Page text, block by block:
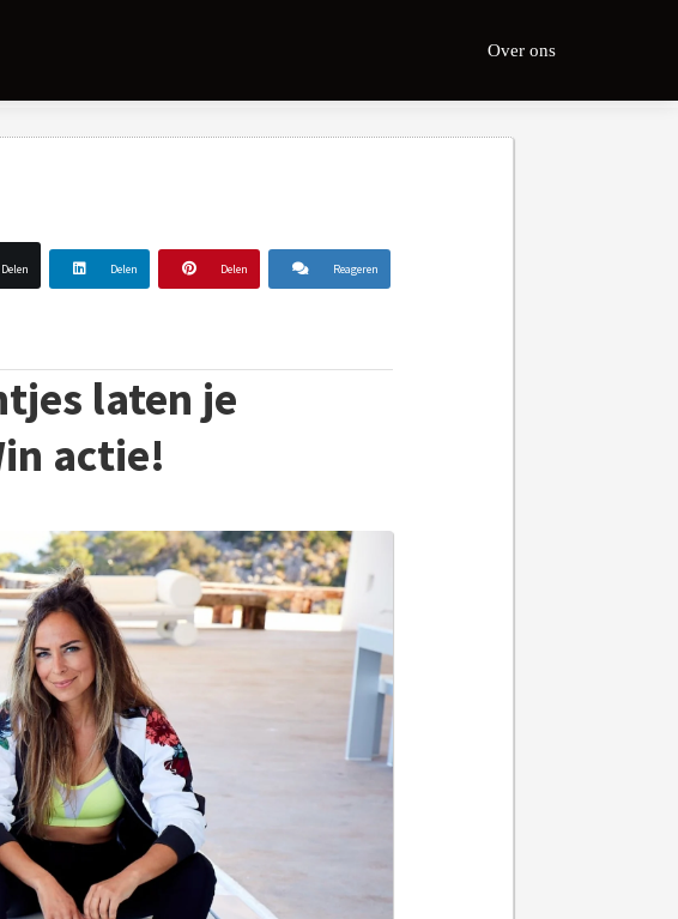
Over ons
Delen Delen Delen Reageren
laten je
actie!